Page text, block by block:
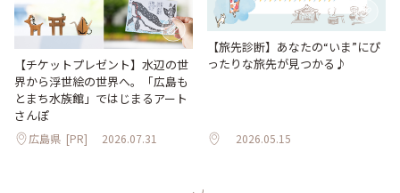
【チケットプレゼント】水辺の世
界から浮世絵の世界へ。「広島も
とまち水族館」ではじまるアート
さんぽ
広島県 [PR] 2026.07.31
【旅先診断】あなたの“いま”にぴ
ったりな旅先が見つかる♪
2026.05.15